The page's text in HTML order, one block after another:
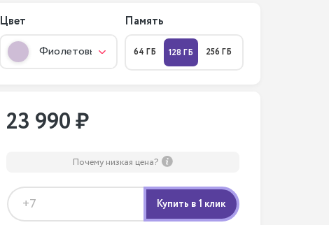
Цвет
Фиолетовый
Память
64 ГБ 128 ГБ 256 ГБ
23 990 ₽
Почему низкая цена?